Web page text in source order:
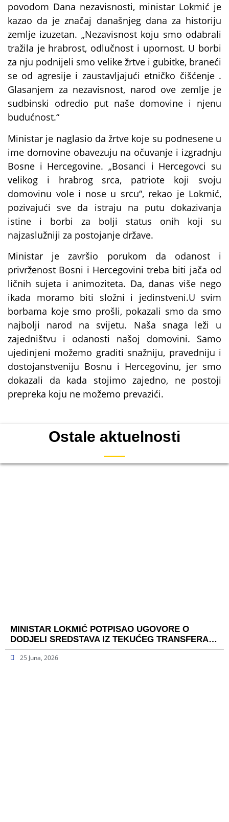
povodom Dana nezavisnosti, ministar Lokmić je
kazao da je značaj današnjeg dana za historiju
zemlje izuzetan. „Nezavisnost koju smo odabrali
tražila je hrabrost, odlučnost i upornost. U borbi
za nju podnijeli smo velike žrtve i gubitke, braneći
se od agresije i zaustavljajući etničko čišćenje .
Glasanjem za nezavisnost, narod ove zemlje je
sudbinski odredio put naše domovine i njenu
budućnost.“
Ministar je naglasio da žrtve koje su podnesene u
ime domovine obavezuju na očuvanje i izgradnju
Bosne i Hercegovine. „Bosanci i Hercegovci su
velikog i hrabrog srca, patriote koji svoju
domovinu vole i nose u srcu“, rekao je Lokmić,
pozivajući sve da istraju na putu dokazivanja
istine i borbi za bolji status onih koji su
najzaslužniji za postojanje države.
Ministar je završio porukom da odanost i
privrženost Bosni i Hercegovini treba biti jača od
ličnih sujeta i animoziteta. Da, danas više nego
ikada moramo biti složni i jedinstveni.U svim
borbama koje smo prošli, pokazali smo da smo
najbolji narod na svijetu. Naša snaga leži u
zajedništvu i odanosti našoj domovini. Samo
ujedinjeni možemo graditi snažniju, pravedniju i
dostojanstveniju Bosnu i Hercegovinu, jer smo
dokazali da kada stojimo zajedno, ne postoji
prepreka koju ne možemo prevazići.
Ostale aktuelnosti
MINISTAR LOKMIĆ POTPISAO UGOVORE O
DODJELI SREDSTAVA IZ TEKUĆEG TRANSFERA…
25 Juna, 2026